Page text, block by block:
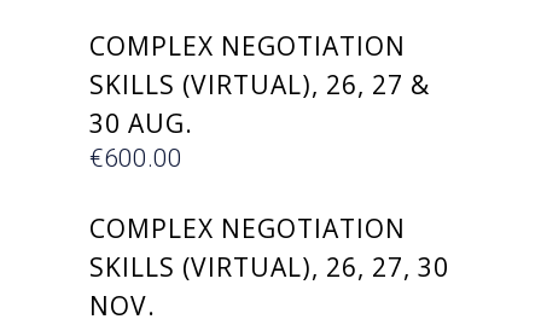
COMPLEX NEGOTIATION
SKILLS (VIRTUAL), 26, 27 &
30 AUG.
€600.00ΕΓΓΡΑΦΗ
COMPLEX NEGOTIATION
SKILLS (VIRTUAL), 26, 27, 30
NOV.